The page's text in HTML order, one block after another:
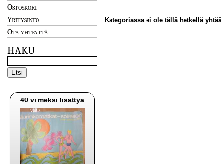
Ostoskori
Yritysinfo
Ota yhteyttä
HAKU
40 viimeksi lisättyä
Kategoriassa ei ole tällä hetkellä